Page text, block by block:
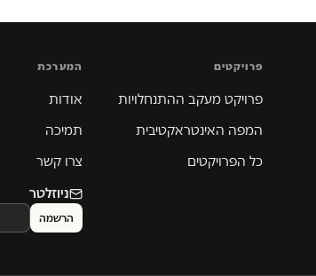
פרויקטים
פרויקט מעקב ההתנחלויות
המפה האינטראקטיבית
כל הפרויקטים
המערכת
אודות
תמיכה
צרו קשר
ניוזלטר